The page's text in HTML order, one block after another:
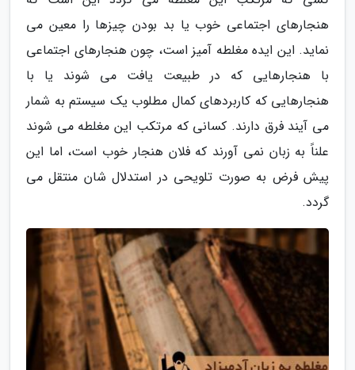
هنجارهای اجتماعی خوب یا بد بودن چیزها را معین می
نماید. این ایده مغلطه آمیز است، چون هنجارهای اجتماعی
با هنجارهایی که در طبیعت یافت می شوند یا با
هنجارهایی که کاربردهای کمال مطلوب یک سیستم به شمار
می آیند فرق دارند. کسانی که مرتکب این مغلطه می شوند
علناً به زبان نمی آورند که فلان هنجار خوب است، اما این
پیش فرض به صورت تلویحی در استدلال شان منتقل می
گردد.